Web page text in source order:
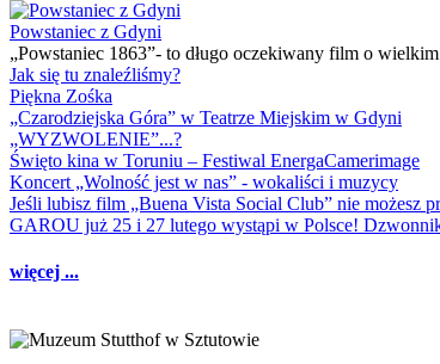
Powstaniec z Gdyni
„Powstaniec 1863”- to długo oczekiwany film o
Jak się tu znaleźliśmy?
Piękna Zośka
„Czarodziejska Góra” w Teatrze Miejskim w Gdyni
„WYZWOLENIE”...?
Święto kina w Toruniu – Festiwal EnergaCamerimage
Koncert „Wolność jest w nas” - wokaliści i muzycy
Jeśli lubisz film „Buena Vista Social Club” nie możesz
GAROU już 25 i 27 lutego wystąpi w Polsce!
więcej ...